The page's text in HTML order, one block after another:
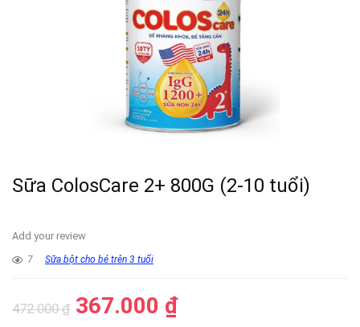
Sữa ColosCare 2+ 800G (2-10 tuổi)
Add your review
7 Sữa bột cho bé trên 3 tuổi
472.000₫ 367.000 ₫